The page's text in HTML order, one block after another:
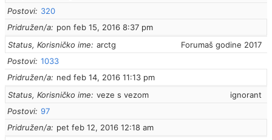
Postovi
320
Pridružen/a
pon feb 15, 2016 8:37 pm
Status, Korisničko ime
Forumaš godine 2017
arctg
Postovi 1033
Pridružen/a
ned feb 14, 2016 11:13 pm
Status, Korisničko ime
ignorant
veze s vezom
Postovi 97
Pridružen/a
pet feb 12, 2016 12:18 am